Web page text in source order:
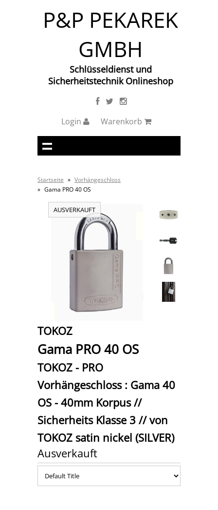
P&P PEKAREK
GMBH
Schlüsseldienst und
Sicherheitstechnik Onlineshop
Login Warenkorb
Startseite » Vorhängeschloss
» Gama PRO 40 OS
AUSVERKAUFT
TOKOZ
Gama PRO 40 OS
TOKOZ - PRO
Vorhängeschloss : Gama 40
OS - 40mm Korpus //
Sicherheits Klasse 3 // von
TOKOZ satin nickel (SILVER)
Ausverkauft